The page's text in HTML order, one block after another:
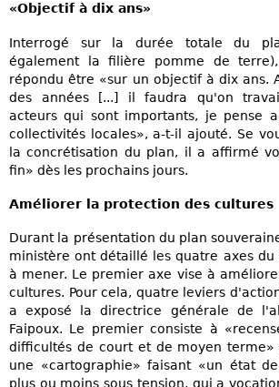
«Objectif à dix ans»
Interrogé sur la durée totale du
également la filière pomme de
répondu être «sur un objectif à dix ans.
des années [...] il faudra qu'on
acteurs qui sont importants, je pense
collectivités locales», a-t-il ajouté. Se
la concrétisation du plan, il a affirmé
fin» dès les prochains jours.
Améliorer la protection des cultures
Durant la présentation du plan
ministère ont détaillé les quatre axes
à mener. Le premier axe vise à
cultures. Pour cela, quatre leviers
a exposé la directrice générale de
Faipoux. Le premier consiste à
difficultés de court et de moyen terme»
une «cartographie» faisant «un état
plus ou moins sous tension, qui a